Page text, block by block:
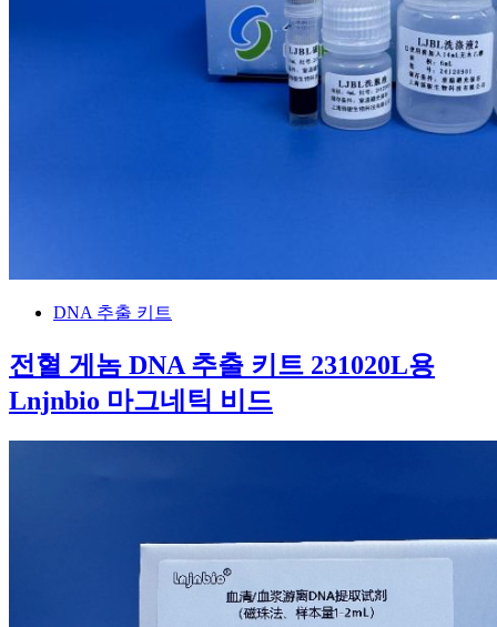
DNA 추출 키트
전혈 게놈 DNA 추출 키트 231020L용
Lnjnbio 마그네틱 비드